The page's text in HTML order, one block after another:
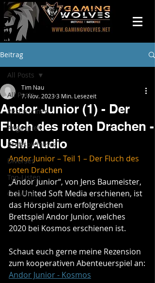
Beitrag
All Posts
Rezensionen
Angespielt
Brettspielnews
Diverses
Top-Listen
GraviTrax
All Posts
Andor Junior (1) - Der
Fluch des roten Drachen -
USM Audio
Tim Nau
7. Nov. 20233 Min. Lesezeit
Andor Junior – Teil 1 – Der Fluch des
roten Drachen
„Andor Junior“, von Jens Baumeister,
bei United Soft Media erschienen, ist
das Hörspiel zum erfolgreichen
Brettspiel Andor Junior, welches
2020 bei Kosmos erschienen ist.
Schaut euch gerne meine Rezension
zum kooperativen Abenteuerspiel an:
Andor Junior - Kosmos